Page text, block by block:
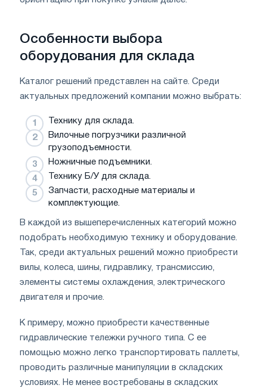
Особенности выбора
оборудования для склада
Каталог решений представлен на сайте. Среди
актуальных предложений компании можно выбрать:
Технику для склада.
Вилочные погрузчики различной
грузоподъемности.
Ножничные подъемники.
Технику Б/У для склада.
Запчасти, расходные материалы и
комплектующие.
В каждой из вышеперечисленных категорий можно
подобрать необходимую технику и оборудование.
Так, среди актуальных решений можно приобрести
вилы, колеса, шины, гидравлику, трансмиссию,
элементы системы охлаждения, электрического
двигателя и прочие.
К примеру, можно приобрести качественные
гидравлические тележки ручного типа. С ее
помощью можно легко транспортировать паллеты,
проводить различные манипуляции в складских
условиях. Не менее востребованы в складских